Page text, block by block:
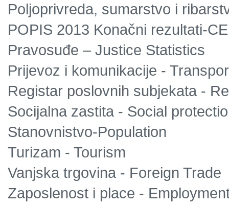
Poljoprivreda, sumarstvo i
POPIS 2013 Konačni rezultati-
Pravosuđe – Justice Statistics
Prijevoz i komunikacije -
Registar poslovnih subjekata -
Socijalna zastita - Social
Stanovnistvo-Population
Turizam - Tourism
Vanjska trgovina - Foreign Trade
Zaposlenost i place -